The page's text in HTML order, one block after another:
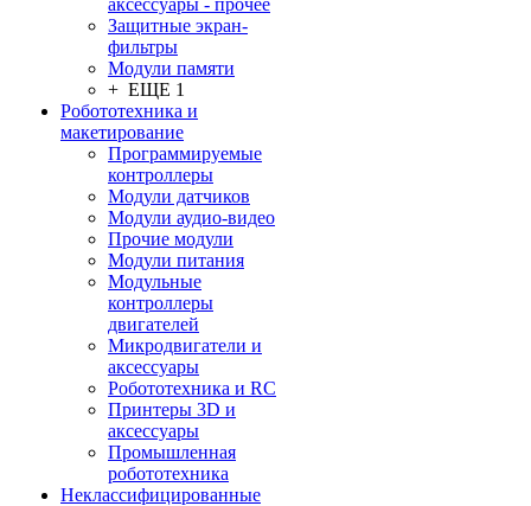
аксессуары - прочее
Защитные экран-
фильтры
Модули памяти
+ ЕЩЕ 1
Робототехника и
макетирование
Программируемые
контроллеры
Модули датчиков
Модули аудио-видео
Прочие модули
Модули питания
Модульные
контроллеры
двигателей
Микродвигатели и
аксессуары
Робототехника и RC
Принтеры 3D и
аксессуары
Промышленная
робототехника
Неклассифицированные